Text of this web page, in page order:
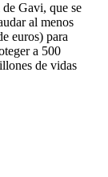
Gavi, que se
al menos
euros) para
a 500
de vidas